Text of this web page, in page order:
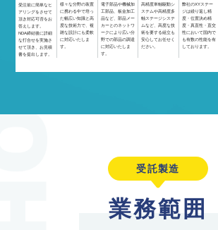
受注前に簡単なヒ
アリングをさせて
頂き対応可否をお
答えします。
NDA締結後に詳細
な打合せを実施さ
せて頂き、お見積
書を提出します。
様々な分野の装置
に携わる中で培っ
た幅広い知識と高
度な技術力で、複
雑な設計にも柔軟
に対応いたしま
す。
電子部品や機械加
工部品、板金加工
品など、部品メー
カーとのネットワ
ークにより広い分
野での部品の調達
に対応いたしま
す。
高精度単軸駆動シ
ステムや高精度多
軸ステージシステ
ムなど、高度な技
術を要する組立も
安心してお任せく
ださい。
弊社のXYステー
ジは繰り返し精
度・位置決め精
度・真直性・直交
性において国内で
も有数の性能を有
しております。
受託製造
業務範囲